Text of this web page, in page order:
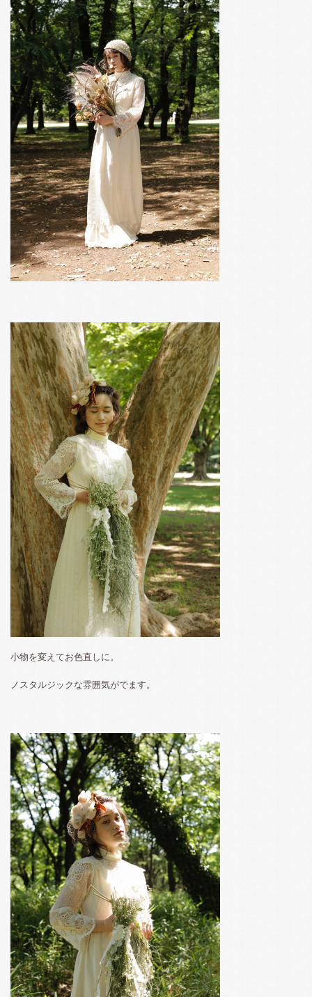
小物を変えてお色直しに。
ノスタルジックな雰囲気がでます。